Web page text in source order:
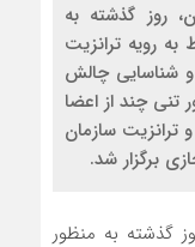
روز گذشته به
رویه ترانزیت
و شناسایی چالش
چند از اعضا
ترانزیت سازمان
برگزار شد.
گذشته به منظور